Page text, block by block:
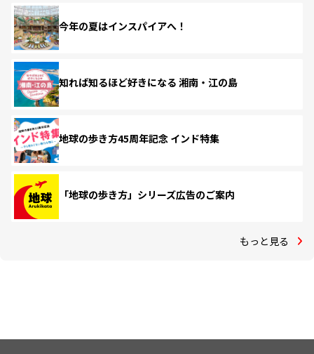
今年の夏はインスパイアへ！
知れば知るほど好きになる 湘南・江の島
地球の歩き方45周年記念 インド特集
「地球の歩き方」シリーズ広告のご案内
もっと見る